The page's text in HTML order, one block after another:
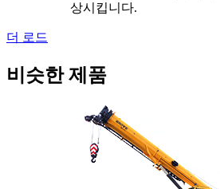
상시킵니다.
더 로드
비슷한 제품